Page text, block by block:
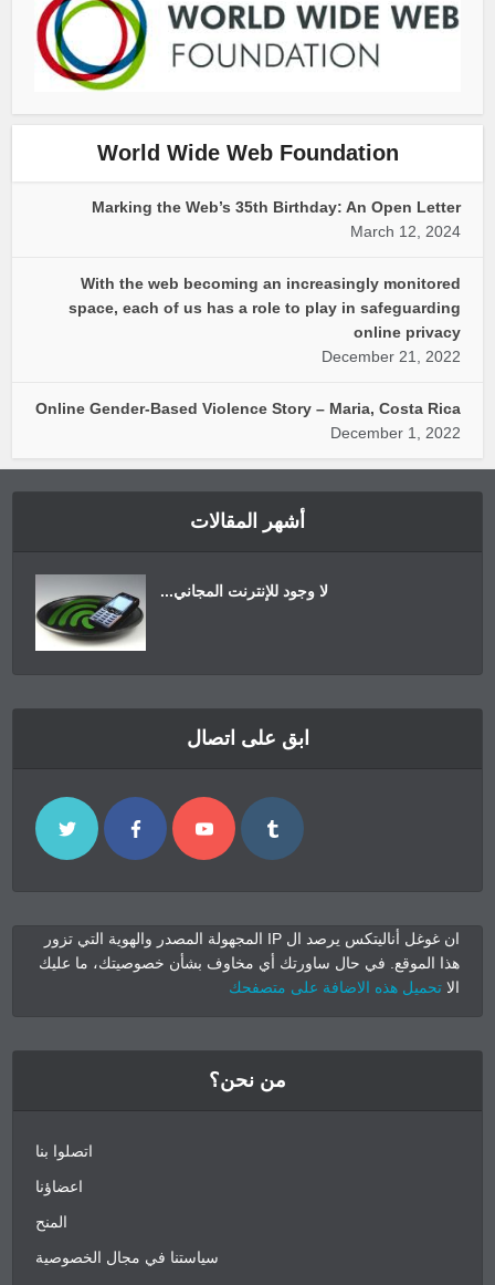
World Wide Web Foundation
Marking the Web’s 35th Birthday: An Open Letter
March 12, 2024
With the web becoming an increasingly monitored
space, each of us has a role to play in safeguarding
online privacy
December 21, 2022
Online Gender-Based Violence Story – Maria, Costa Rica
December 1, 2022
أشهر المقالات
لا وجود للإنترنت المجاني...
ابق على اتصال
ان غوغل أناليتكس يرصد ال IP المجهولة المصدر والهوية التي تزور
هذا الموقع. في حال ساورتك أي مخاوف بشأن خصوصيتك، ما عليك
الا تحميل هذه الاضافة على متصفحك
من نحن؟
اتصلوا بنا
اعضاؤنا
المنح
سياستنا في مجال الخصوصية